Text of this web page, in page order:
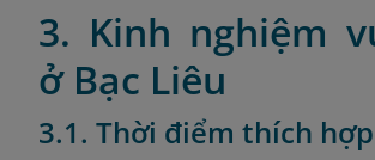
3. Kinh nghiệm
ở Bạc Liêu
3.1. Thời điểm thích hợp